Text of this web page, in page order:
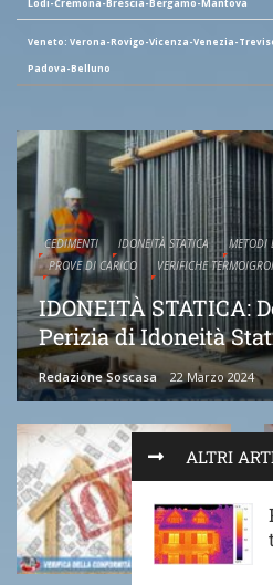
ALTRI
Lodi-Cremona-Brescia-Bergamo-Mantova
Veneto: Verona-Rovigo-Vicenza-Venezia-
Padova-Belluno
CEDIMENTI IDONEITÀ STATICA METODI
PROVE DI CARICO
VERIFICHE
IDONEITÀ STATICA:
Perizia di Idoneità
Redazione Soscasa 22 Marzo 2024